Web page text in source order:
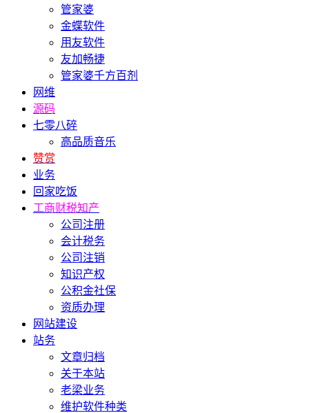
管家婆
金蝶软件
用友软件
友加畅捷
管家婆千方百剂
网维
源码
七零八碎
高品质音乐
赞赏
业务
回家吃饭
工商财税知产
公司注册
会计税务
公司注销
知识产权
公积金社保
资质办理
网站建设
站务
文章归档
关于本站
老梁业务
维护软件种类